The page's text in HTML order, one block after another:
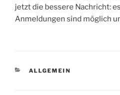
jetzt die bessere Nachricht:
Anmeldungen sind möglich
KATEGORIEN
ALLGEMEIN